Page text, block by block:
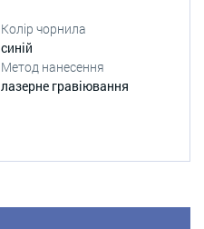
Колір чорнила
синій
Метод нанесення
лазерне гравіювання